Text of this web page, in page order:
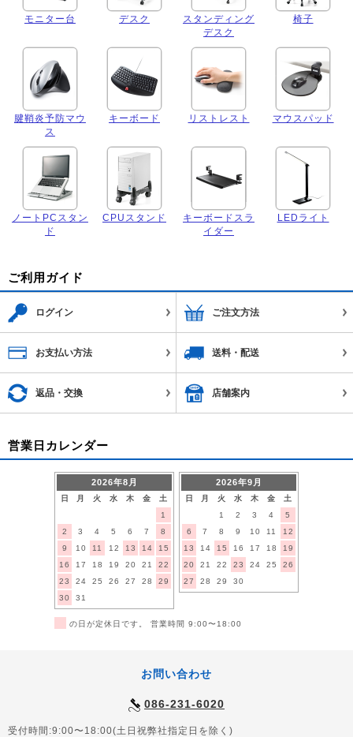
モニター台 デスク
スタンディング
デスク
椅子
腱鞘炎予防マウ
ス
キーボード リストレスト マウスパッド
ノートPCスタン
ド
CPUスタンド
キーボードスラ
イダー
LEDライト
ご利用ガイド
ログイン ご注文方法
お支払い方法 送料・配送
返品・交換 店舗案内
営業日カレンダー
2026年8月
日 月 火 水 木 金
土
1
2
3 4 5 6 7
8
9
10 11 12 13 14
15
16
17 18 19 20 21
22
23
24 25 26 27 28
29
30
31
2026年9月
日 月 火 水 木 金
土
1
2 3 4
5
6
7 8 9 10 11
12
13
14 15 16 17 18
19
20
21 22 23 24 25
26
27
28 29 30
の日が定休日です。 営業時間 9:00〜18:00
お問い合わせ
086-231-6020
受付時間:9:00〜18:00(土日祝弊社指定日を除く)